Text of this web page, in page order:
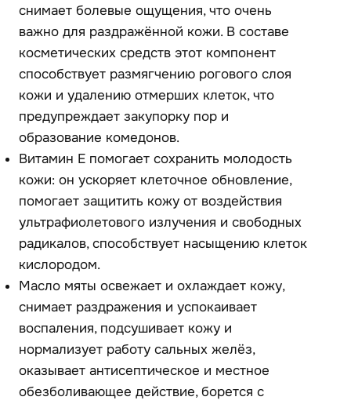
снимает болевые ощущения, что очень
важно для раздражённой кожи. В составе
косметических средств этот компонент
способствует размягчению рогового слоя
кожи и удалению отмерших клеток, что
предупреждает закупорку пор и
образование комедонов.
Витамин E помогает сохранить молодость
кожи: он ускоряет клеточное обновление,
помогает защитить кожу от воздействия
ультрафиолетового излучения и свободных
радикалов, способствует насыщению клеток
кислородом.
Масло мяты освежает и охлаждает кожу,
снимает раздражения и успокаивает
воспаления, подсушивает кожу и
нормализует работу сальных желёз,
оказывает антисептическое и местное
обезболивающее действие, борется с